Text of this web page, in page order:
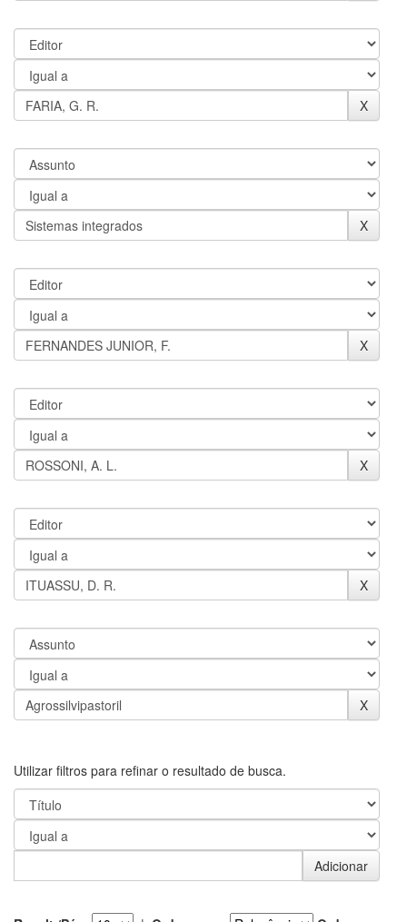
Utilizar filtros para refinar o resultado de busca.